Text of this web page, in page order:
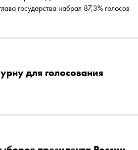
государства набрал 87,3% голосов
для голосования